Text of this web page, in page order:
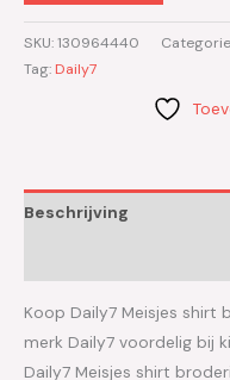
SKU:130964440
Tag: Daily7
Beschrijving
Koop Daily7 Meisjes
merk Daily7 voordelig bij
Daily7 Meisjes shirt